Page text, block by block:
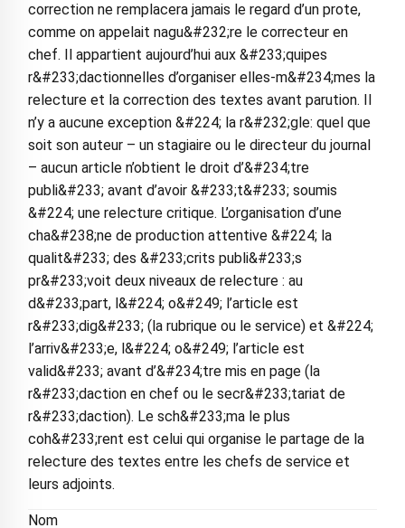
correction ne remplacera jamais le regard d’un prote,
comme on appelait nagu&#232;re le correcteur en
chef. Il appartient aujourd’hui aux &#233;quipes
r&#233;dactionnelles d’organiser elles-m&#234;mes la
relecture et la correction des textes avant parution. Il
n’y a aucune exception &#224; la r&#232;gle: quel que
soit son auteur – un stagiaire ou le directeur du journal
– aucun article n’obtient le droit d’&#234;tre
publi&#233; avant d’avoir &#233;t&#233; soumis
&#224; une relecture critique. L’organisation d’une
cha&#238;ne de production attentive &#224; la
qualit&#233; des &#233;crits publi&#233;s
pr&#233;voit deux niveaux de relecture : au
d&#233;part, l&#224; o&#249; l’article est
r&#233;dig&#233; (la rubrique ou le service) et &#224;
l’arriv&#233;e, l&#224; o&#249; l’article est
valid&#233; avant d’&#234;tre mis en page (la
r&#233;daction en chef ou le secr&#233;tariat de
r&#233;daction). Le sch&#233;ma le plus
coh&#233;rent est celui qui organise le partage de la
relecture des textes entre les chefs de service et
leurs adjoints.
Nom